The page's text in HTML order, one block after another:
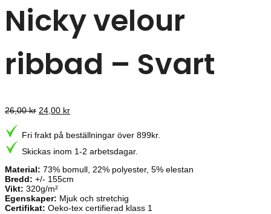
Nicky velour
ribbad – Svart
26,00kr Det
var:
26,00 kr.
24,00 krDet
är:
24,00 kr.
Fri frakt på beställningar över 899kr.
Skickas inom 1-2 arbetsdagar.
Material: 73% bomull, 22% polyester, 5% elestan
Bredd: +/- 155cm
Vikt: 320g/m²
Egenskaper: Mjuk och stretchig
Certifikat: Oeko-tex certifierad klass 1